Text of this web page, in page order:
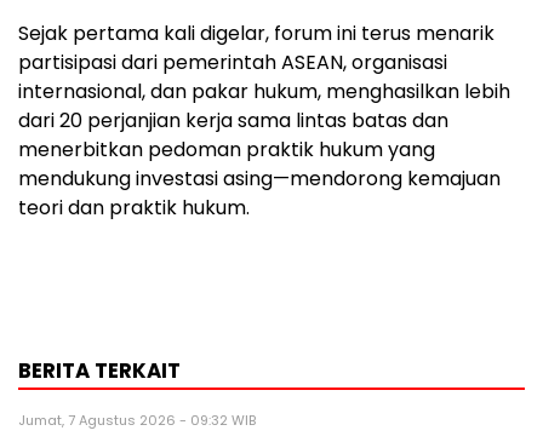
Sejak pertama kali digelar, forum ini terus menarik
partisipasi dari pemerintah ASEAN, organisasi
internasional, dan pakar hukum, menghasilkan lebih
dari 20 perjanjian kerja sama lintas batas dan
menerbitkan pedoman praktik hukum yang
mendukung investasi asing—mendorong kemajuan
teori dan praktik hukum.
BERITA TERKAIT
Jumat, 7 Agustus 2026 - 09:32 WIB